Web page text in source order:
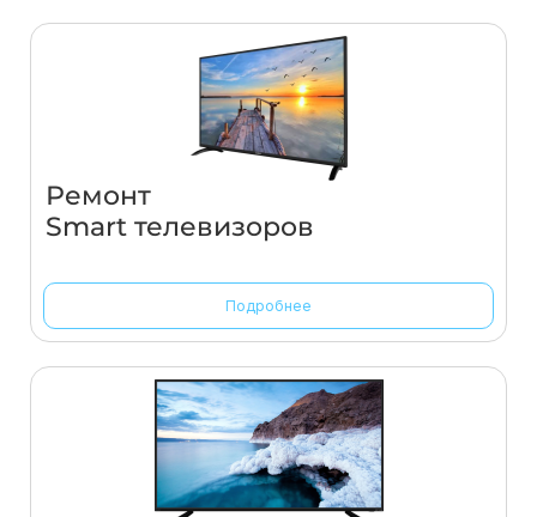
Ремонт
Smart телевизоров
Подробнее